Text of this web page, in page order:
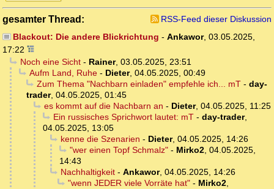
gesamter Thread:
RSS-Feed dieser Diskussion
Blackout: Die andere Blickrichtung - Ankawor, 03.05.2025,
17:22
Noch eine Sicht- Rainer, 03.05.2025, 23:51
Aufm Land, Ruhe- Dieter, 04.05.2025, 00:49
Zum Thema "Nachbarn einladen" empfehle ich... mT- day-
trader, 04.05.2025, 01:45
es kommt auf die Nachbarn an - Dieter, 04.05.2025, 11:25
Ein russisches Sprichwort lautet: mT- day-trader,
04.05.2025, 13:05
kenne die Szenarien - Dieter, 04.05.2025, 14:26
"wer einen Topf Schmalz"- Mirko2, 04.05.2025,
14:43
Nachhaltigkeit- Ankawor, 04.05.2025, 14:26
"wenn JEDER viele Vorräte hat"- Mirko2,